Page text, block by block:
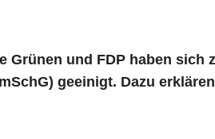
Grünen und FDP haben sich
geeinigt. Dazu